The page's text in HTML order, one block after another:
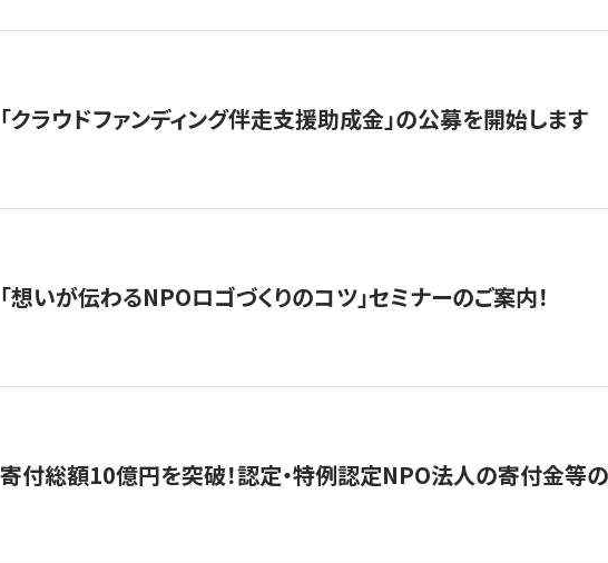
「クラウドファンディング伴走支援助成金」の公募を開始します
「想いが伝わるNPOロゴづくりのコツ」セミナーのご案内！
寄付総額10億円を突破！認定・特例認定NPO法人の寄付金等